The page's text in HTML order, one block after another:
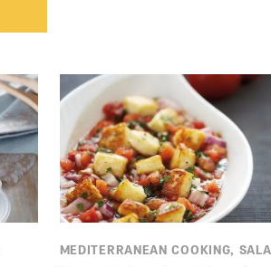
MEDITERRANEAN COOKING,